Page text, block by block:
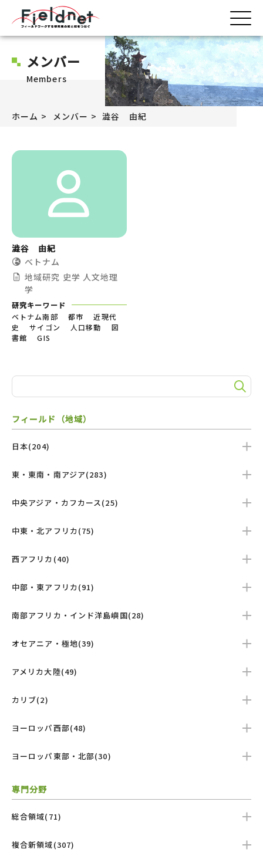
メンバー
Members
ホーム メンバー 澁谷 由紀
澁谷 由紀
べトナム
地域研究 史学 人文地理
学
研究キーワード
ベトナム南部 都市 近現代
史 サイゴン 人口移動 図
書館 GIS
フィールド（地域）
日本(204)
東・東南・南アジア(283)
中央アジア・カフカース(25)
中東・北アフリカ(75)
西アフリカ(40)
中部・東アフリカ(91)
南部アフリカ・インド洋島嶼国(28)
オセアニア・極地(39)
アメリカ大陸(49)
カリブ(2)
ヨーロッパ西部(48)
ヨーロッパ東部・北部(30)
専門分野
総合領域(71)
複合新領域(307)